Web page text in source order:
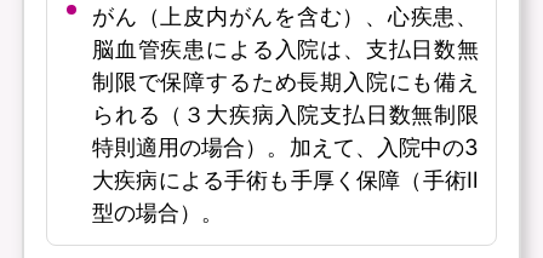
がん（上皮内がんを含む）、心疾患、
脳血管疾患による入院は、支払日数無
制限で保障するため長期入院にも備え
られる（３大疾病入院支払日数無制限
特則適用の場合）。加えて、入院中の3
大疾病による手術も手厚く保障（手術Ⅱ
型の場合）。